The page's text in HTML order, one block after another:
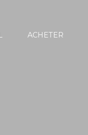
ACHETER